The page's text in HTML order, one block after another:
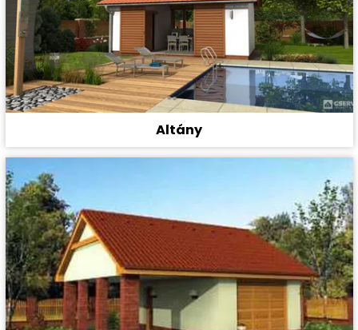
Altány